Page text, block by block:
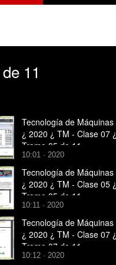
11
Tecnología de Máquinas
¿ 2020 ¿ TM - Clase 07 ¿
Tramo 05 de 11
10:01 · 2020
Tecnología de Máquinas
¿ 2020 ¿ TM - Clase 05 ¿
Tramo 05 de 11
10:11 · 2020
Tecnología de Máquinas
¿ 2020 ¿ TM - Clase 07 ¿
Tramo 07 de 11
10:12 · 2020